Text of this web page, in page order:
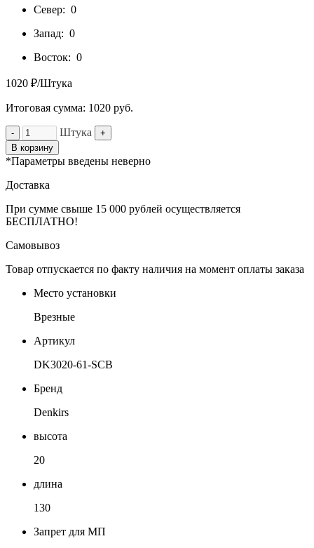
Север: 0
Запад: 0
Восток: 0
1020 ₽/Штука
Итоговая сумма: 1020 руб.
- Штука
+
В корзину
*Параметры введены неверно
Доставка
При сумме свыше 15 000 рублей осуществляется
БЕСПЛАТНО!
Самовывоз
Товар отпускается по факту наличия на момент оплаты заказа
Место установки
Врезные
Артикул
DK3020-61-SCB
Бренд
Denkirs
высота
20
длина
130
Запрет для МП